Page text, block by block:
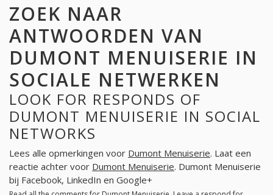
ZOEK NAAR
ANTWOORDEN VAN
DUMONT MENUISERIE IN
SOCIALE NETWERKEN
LOOK FOR RESPONDS OF
DUMONT MENUISERIE IN SOCIAL
NETWORKS
Lees alle opmerkingen voor Dumont Menuiserie. Laat een
reactie achter voor Dumont Menuiserie. Dumont Menuiserie
bij Facebook, LinkedIn en Google+